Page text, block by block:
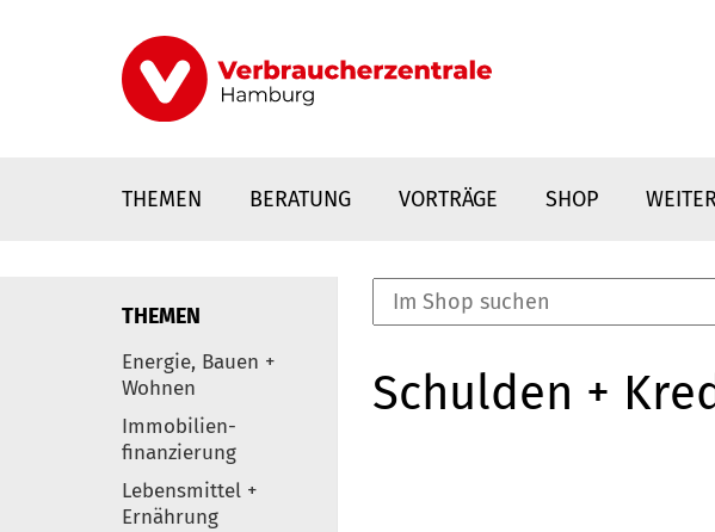
THEMEN BERATUNG VORTRÄGE SHOP
Elemente
THEMEN
Energie, Bauen +
Wohnen
Immobilien-
finanzierung
Lebensmittel +
Ernährung
Schulden +